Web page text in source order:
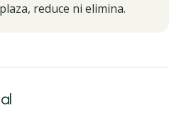
reduce ni elimina.